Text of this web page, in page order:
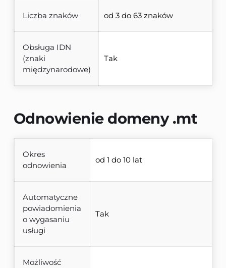
Liczba znaków od 3 do 63 znaków
Obsługa IDN
(znaki
międzynarodowe)
Tak
Odnowienie domeny .mt
Okres
odnowienia
od 1 do 10 lat
Automatyczne
powiadomienia
o wygasaniu
usługi
Tak
Możliwość